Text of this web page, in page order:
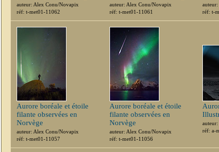
auteur: Alex Conu/Novapix
réf: t-met01-11062
auteur: Alex Conu/Novapix
réf: t-met01-11061
réf: t-
Aurore boréale et étoile
filante observées en
Norvège
auteur: Alex Conu/Novapix
réf: t-met01-11057
Aurore boréale et étoile
filante observées en
Norvège
auteur: Alex Conu/Novapix
réf: t-met01-11056
réf: a-